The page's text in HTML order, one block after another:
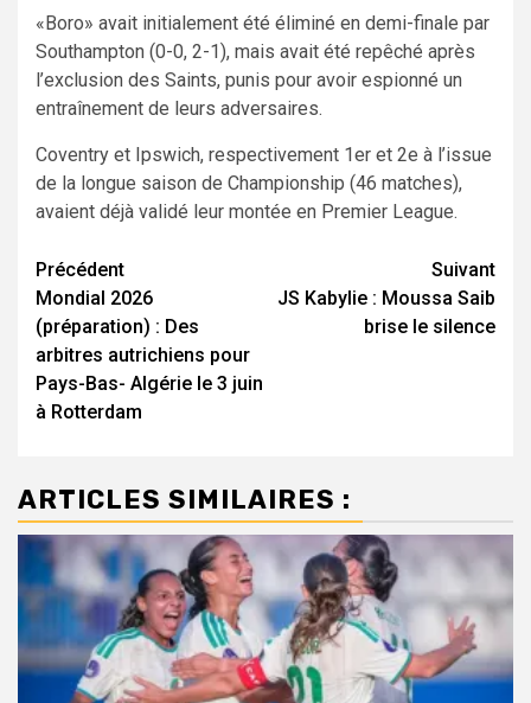
«Boro» avait initialement été éliminé en demi-finale par
Southampton (0-0, 2-1), mais avait été repêché après
l’exclusion des Saints, punis pour avoir espionné un
entraînement de leurs adversaires.
Coventry et Ipswich, respectivement 1er et 2e à l’issue
de la longue saison de Championship (46 matches),
avaient déjà validé leur montée en Premier League.
Navigation
d’article
Précédent
Mondial 2026
(préparation) : Des
arbitres autrichiens pour
Pays-Bas- Algérie le 3 juin
à Rotterdam
Suivant
JS Kabylie : Moussa Saib
brise le silence
ARTICLES SIMILAIRES :